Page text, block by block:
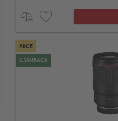
Vlastnosti objektivu
064_LensMaxMinAperture_LEN
AKCE
CASHBACK